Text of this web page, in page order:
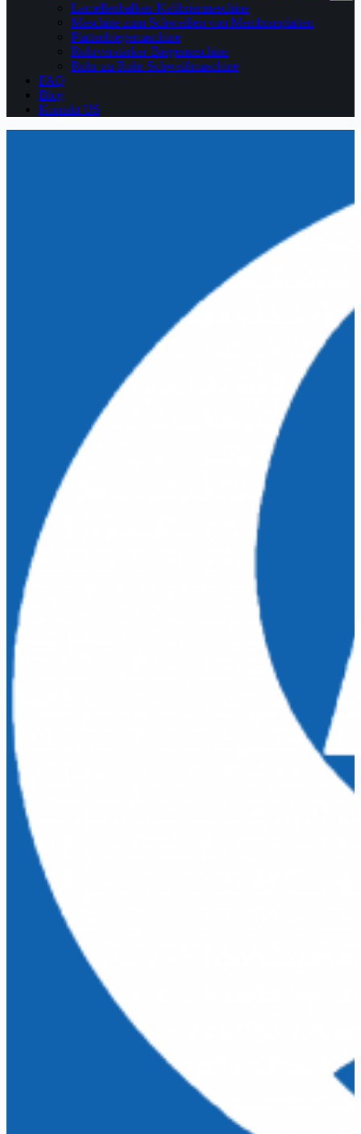
Lamellenbalken-Kalibriermaschine
Maschine zum Schweißen von Membranplatten
Plattenbiegemaschine
Rohrverstärker-Biegemaschine
Rohr-zu-Rohr-Schweißmaschine
FAQ
Blog
Kontakt US